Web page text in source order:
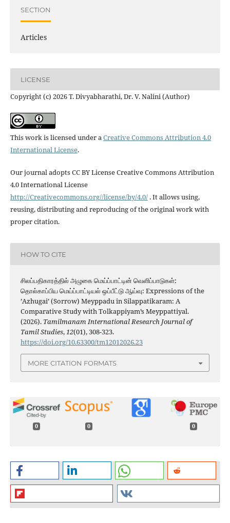
SECTION
Articles
LICENSE
Copyright (c) 2026 T. Divyabharathi, Dr. V. Nalini (Author)
This work is licensed under aCreative Commons Attribution 4.0
International License.
Our journal adopts CC BY License Creative Commons Attribution
4.0 International License
http://Creativecommons.org//license/by/4.0/. It allows using,
reusing, distributing and reproducing of the original work with
proper citation.
HOW TO CITE
சிலப்பதிகாரத்தில் அழுகை மெய்ப்பாட்டின் வெளிப்பாடுகள்:
தொல்காப்பிய மெய்ப்பாட்டியல் ஒப்பீட்டு ஆய்வு: Expressions of the
’Azhugai’ (Sorrow) Meyppadu in Silappatikaram: A
Comparative Study with Tolkappiyam’s Meyppattiyal.
(2026). Tamilmanam International Research Journal of
Tamil Studies,12(01), 308-323.
https://doi.org/10.63300/tm12012026.23
MORE CITATION FORMATS
0 0 0